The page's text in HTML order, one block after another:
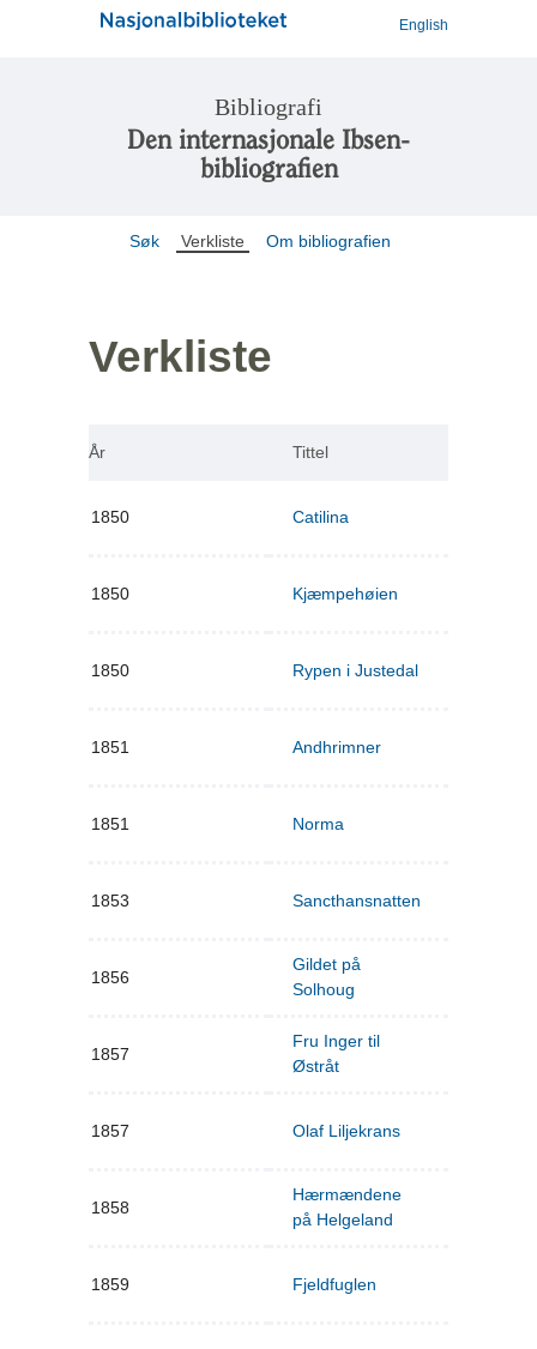
English
Bibliografi
Den internasjonale Ibsen-
bibliografien
Søk Verkliste Om bibliografien
Verkliste
År Tittel
1850 Catilina
1850 Kjæmpehøien
1850 Rypen i Justedal
1851 Andhrimner
1851 Norma
1853 Sancthansnatten
1856
Gildet på
Solhoug
1857
Fru Inger til
Østråt
1857 Olaf Liljekrans
1858
Hærmændene
på Helgeland
1859 Fjeldfuglen